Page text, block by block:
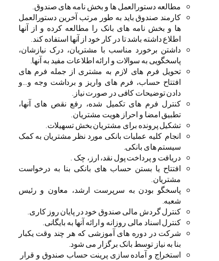
مطالعه دستورالعمل ها و بخش نامه های صندوق.
کارمند صندوق باید به طور مرتب آخرین دستورالعمل
ها و بخش نامه های بانک را مطالعه کرده و از آنها
اطلاع داشته باشد تا در کار خود از آنها استفاده کند.
داشتن برخورد مناسب با مشتریان، درک نیازشان،
پاسخگویی به سوالات و ارائه اطلاعات مفید به آنها.
تحویل فرم های لازم به مشتری از جمله فرم های
افتتاح حساب، فرم های واریز و برداشت وجه و…و
دادن توضیحات کافی در صورت نیاز.
کنترل فرم های تکمیل شده، رفع نقص های آنها،
تطبیق امضا و احراز هویت مشتریان.
تشکیل پرونده برای مشتریان بخش تسهیلات.
انجام کلیه عملیات بانکی مورد نظر مشتریان به کمک
سیستم های بانکی.
دریافت و پرداخت پول نقد، ارز، چک .
افتتاح یا بستن حساب های بانکی بنا به درخواست
مشتریان.
پاسخگو بودن به سرپرست ارشد، معاون و رئیس
شعبه.
کنترل گردش مالی صندوق خود در پایان روز کاری.
کنترل اسناد مالی روزانه و ارائه آنها به بایگانی.
شرکت در دوره های آموزشی که هر چند وقت یکبار
بنا به نیاز توسط بانک برگزار می شود.
استخراج و آماده سازی پرینت حساب صندوق و قرار